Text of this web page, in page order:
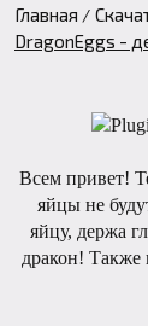
Главная
DragonEggs -
Всем привет!
яйцы не
яйцу, держа
дракон!